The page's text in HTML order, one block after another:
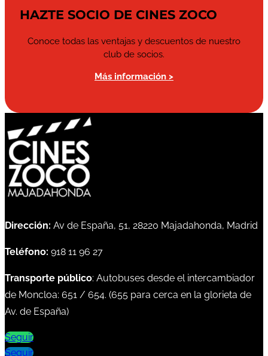
HAZTE SOCIO DE CINES ZOCO
Conoce todas las ventajas y descuentos de nuestro
club de socios.
Más información >
Dirección: Av de España, 51, 28220 Majadahonda, Madrid
Teléfono: 918 11 96 27
Transporte público: Autobuses desde el intercambiador
de Moncloa: 651 / 654. (655 para cerca en la glorieta de
Av. de España)
Seguir
Seguir